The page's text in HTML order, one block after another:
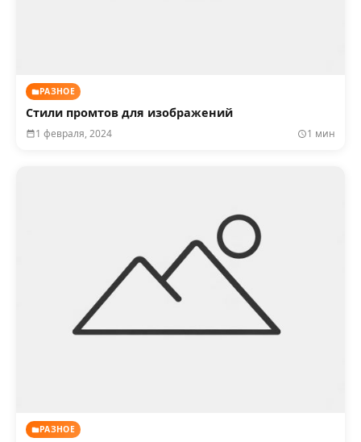
РАЗНОЕ
Стили промтов для изображений
1 февраля, 2024 1 мин
РАЗНОЕ